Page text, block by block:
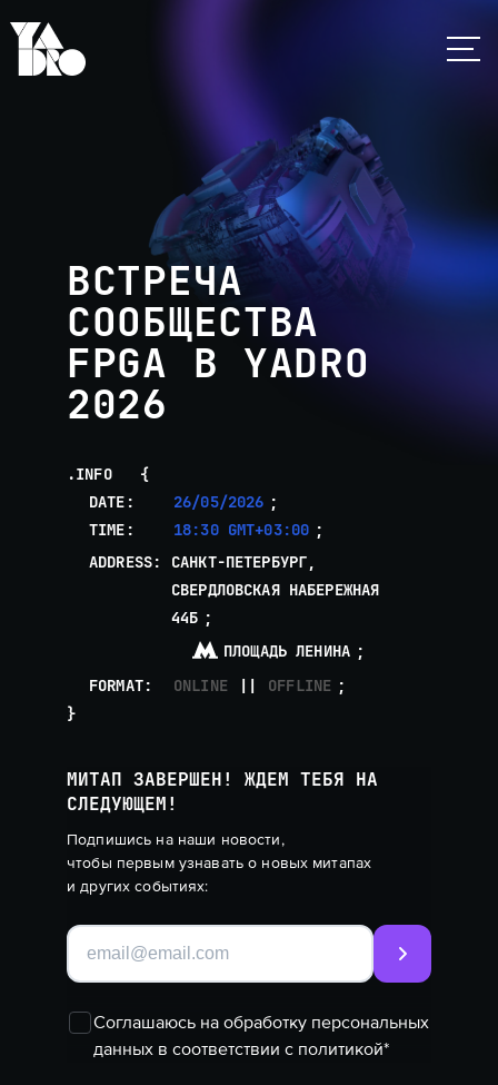
ВСТРЕЧА
СООБЩЕСТВА
FPGA В YADRO
2026
INFO
DATE
26/05/2026
TIME
18:30 GMT+03:00
ADDRESS
САНКТ-ПЕТЕРБУРГ,
СВЕРДЛОВСКАЯ НАБЕРЕЖНАЯ
44Б
ПЛОЩАДЬ ЛЕНИНА
FORMAT
ONLINE OFFLINE
МИТАП ЗАВЕРШЕН!
ЖДЕМ ТЕБЯ НА
СЛЕДУЮЩЕМ!
Подпишись на наши новости,
чтобы первым узнавать о новых митапах
и других событиях:
Соглашаюсь на обработку персональных
данных в соответствии с политикой*